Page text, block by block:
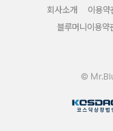
회사소개 이용약
블루머니이용약
©